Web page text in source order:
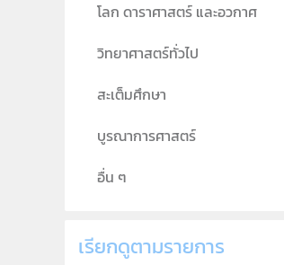
โลก ดาราศาสตร์ และอวกาศ
วิทยาศาสตร์ทั่วไป
สะเต็มศึกษา
บูรณาการศาสตร์
อื่น ๆ
เรียกดูตามรายการ